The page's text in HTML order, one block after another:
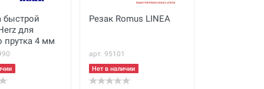
быстрой
для
прутка 4 мм
Резак Romus LINEA
арт. 95101
Нет в наличии